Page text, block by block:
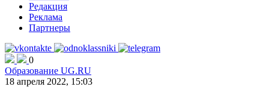
Редакция
Реклама
Партнеры
0
Образование UG.RU
18 апреля 2022, 15:03